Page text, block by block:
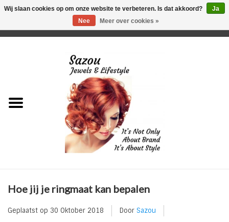
Just for Him
Plus Size Sieraden
Hoe jij je ringmaat kan bepalen
Geplaatst op 30 Oktober 2018 Door Sazou
Wij slaan cookies op om onze website te verbeteren. Is dat akkoord?
Ja
Nee
Meer over cookies »